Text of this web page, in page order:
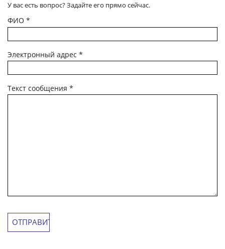
У вас есть вопрос? Задайте его прямо сейчас.
ФИО *
Электронный адрес *
Текст сообщения *